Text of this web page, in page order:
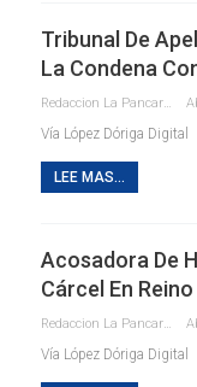
Tribunal De
La Condena
Redaccion La Pancarta De Quintana Roo
Vía López Dóriga Digital
LEE MAS...
Acosadora De
Cárcel En
Redaccion La Pancarta De Quintana Roo
Vía López Dóriga Digital